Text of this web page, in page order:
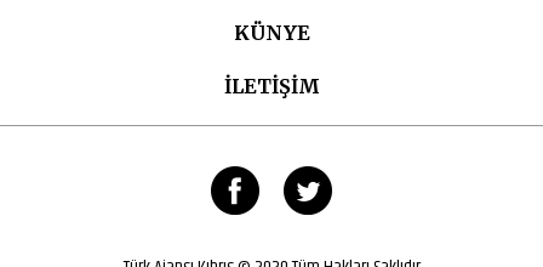
KÜNYE
İLETİŞİM